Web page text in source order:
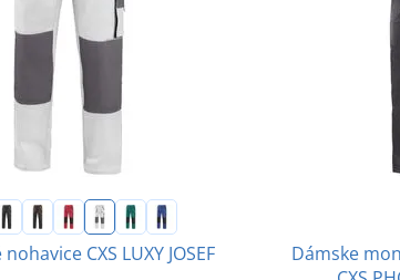
CXS LUXY JOSEF
Dámske